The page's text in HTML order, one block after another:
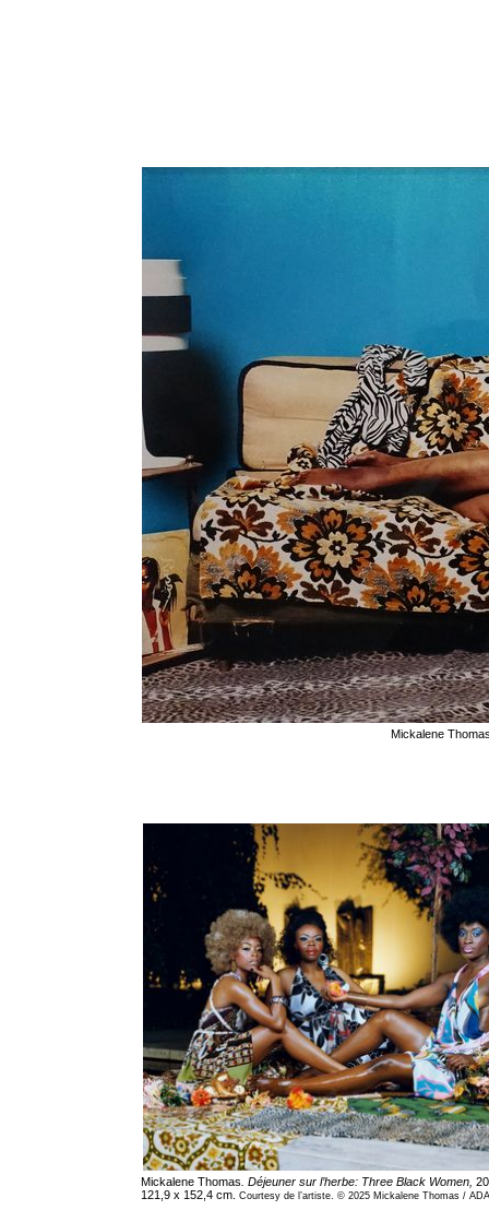
Mickalene
Mickalene Thomas. Déjeuner sur l’herbe: Three Black Women,
121,9 x 152,4 cm. Courtesy de l’artiste. © 2025 Mickalene Thomas /